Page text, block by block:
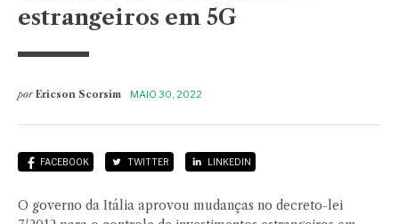
estrangeiros em 5G
por Ericson Scorsim MAIO 30, 2022
FACEBOOK TWITTER LINKEDIN
O governo da Itália aprovou mudanças no decreto-lei